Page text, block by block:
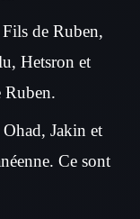
de Ruben,
Hetsron et
Ruben.
Jakin et
Ce sont